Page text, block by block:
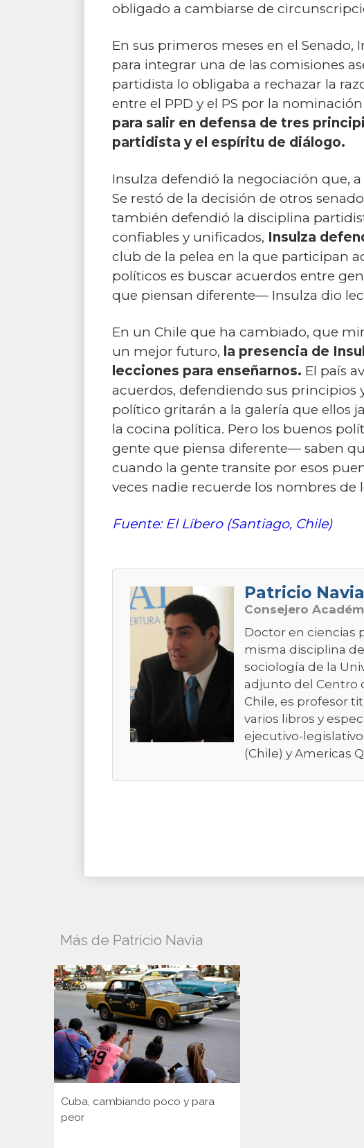
obligado a cambiarse de
En sus primeros meses en el
para integrar una de las comisiones
partidista lo obligaba a rechazar la
entre el PPD y el PS por la
para salir en defensa de tres
partidista y el espíritu de diálogo.
Insulza defendió la negociación que,
Se restó de la decisión de otros
también defendió la disciplina
confiables y unificados, Insulza
club de la pelea en la que participan
políticos es buscar acuerdos entre
que piensan diferente— Insulza dio
En un Chile que ha cambiado, que
un mejor futuro, la presencia de
lecciones para enseñarnos. El país
acuerdos, defendiendo sus principios
político gritarán a la galería que ellos
la cocina política. Pero los buenos
gente que piensa diferente— saben
cuando la gente transite por esos
veces nadie recuerde los nombres de
Fuente: El Líbero (Santiago, Chile)
Patricio Navia
Consejero
Doctor en ciencias
misma disciplina
sociología de la
adjunto del Centro
Chile, es profesor
varios libros y
ejecutivo-
(Chile) y Americas
Más de Patricio Navia
Cuba, cambiando poco y para
peor